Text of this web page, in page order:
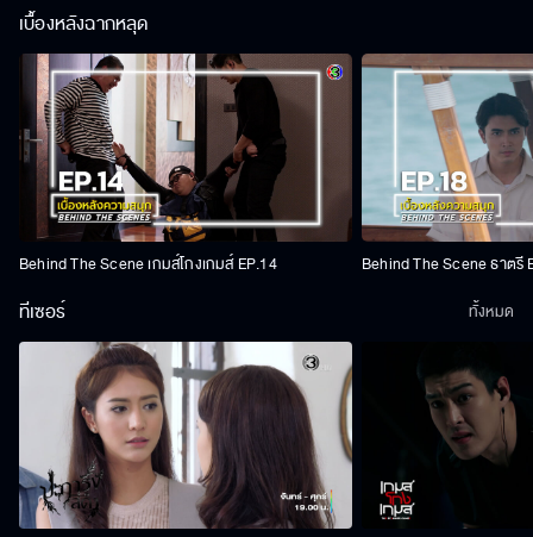
เบื้องหลังฉากหลุด
Behind The Scene เกมส์โกงเกมส์ EP.14 Behind The Scene ธาตรี
ทีเซอร์ ทั้งหมด